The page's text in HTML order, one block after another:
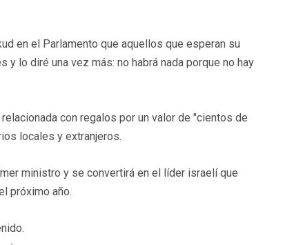
en el Parlamento que aquellos que esperan su
lo diré una vez más: no habrá nada porque no hay
con regalos por un valor de "cientos de
locales y extranjeros.
ministro y se convertirá en el líder israelí que
próximo año.